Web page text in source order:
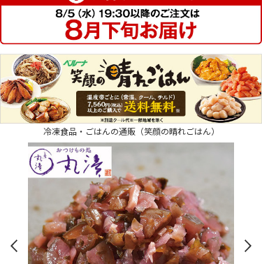
冷凍食品・ごはんの通販（笑顔の晴れごはん）